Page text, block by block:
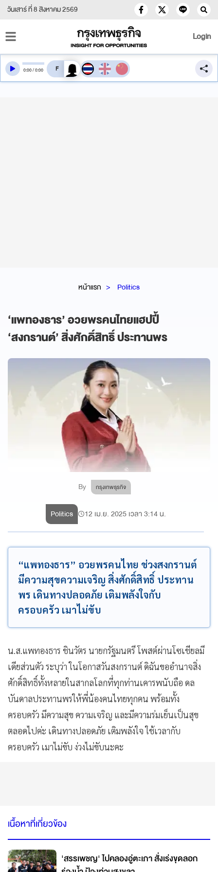
วันเสาร์ ที่ 8 สิงหาคม 2569
Login
หน้าแรก Politics
‘แพทองธาร’ อวยพรคนไทยแฮปปี้
‘สงกรานต์’ สิ่งศักดิ์สิทธิ์ ประทานพร
By กรุงเทพธุรกิจ
0:00/0:00 สลับเสียงอ่าน
Politics 12 เม.ย. 2025 เวลา 3:14 น.
“แพทองธาร” อวยพรคนไทย ช่วงสงกรานต์
มีความสุขความเจริญ สิ่งศักดิ์สิทธิ์ ประทาน
พร เดินทางปลอดภัย เติมพลังใจกับ
ครอบครัว เมาไม่ขับ
น.ส.แพทองธาร ชินวัตร นายกรัฐมนตรี โพสต์ผ่านโซเชียลมี
เดียส่วนตัว ระบุว่า ในโอกาสวันสงกรานต์ ดิฉันขออำนาจสิ่ง
ศักดิ์สิทธิ์ทั้งหลายในสากลโลกที่ทุกท่านเคารพนับถือ ดล
บันดาลประทานพรให้พี่น้องคนไทยทุกคน พร้อมทั้ง
ครอบครัว มีความสุข ความเจริญ และมีความร่มเย็นเป็นสุข
ตลอดไปค่ะ เดินทางปลอดภัย เติมพลังใจ ใช้เวลากับ
ครอบครัว เมาไม่ขับ ง่วงไม่ขับนะคะ
เนื้อหาที่เกี่ยวข้อง
'สรรเพชญ' ไปคลองอู่ตะเภา สั่งเร่งขุดลอก